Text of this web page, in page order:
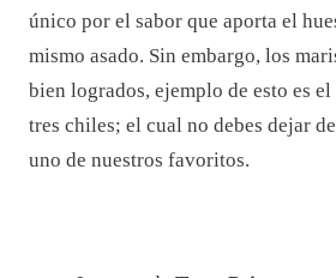
único por el sabor que aporta el
mismo asado. Sin embargo, los
bien logrados, ejemplo de esto es
tres chiles; el cual no debes dejar
uno de nuestros favoritos.